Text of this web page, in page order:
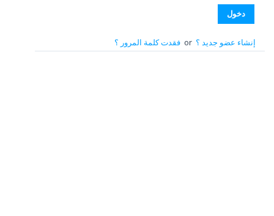
إنشاء عضو جديد ؟or فقدت كلمة المرور ؟